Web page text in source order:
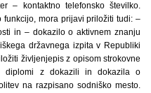
– kontaktno telefonsko številko.
mora prijavi priložiti tudi: –
in – dokazilo o aktivnem znanju
državnega izpita v Republiki
življenjepis z opisom strokovne
diplomi z dokazili in dokazila o
na razpisano sodniško mesto.